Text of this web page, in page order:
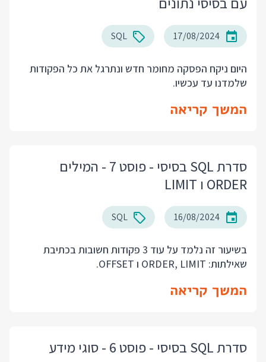
17/08/2024
SQL
היום ניקח הפסקה מחומר חדש ונתרגל את כל הפקודות
שלמדנו עד עכשיו.
המשך קריאה
סדרת SQL בסיסי - פוסט 7 - המילים
ORDER ו LIMIT
16/08/2024
SQL
בשיעור זה נלמד על עוד 3 פקודות חשובות בכתיבת
שאילתות: ORDER, LIMIT ו OFFSET.
המשך קריאה
סדרת SQL בסיסי - פוסט 6 - סוגי מידע